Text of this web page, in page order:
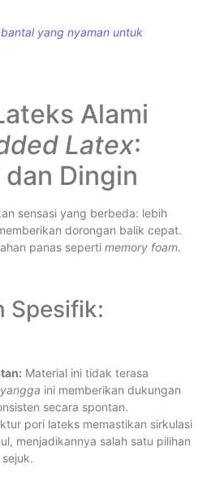
bantal yang nyaman untuk
Alami
Latex:
Dingin
sensasi yang berbeda: lebih
dorongan balik cepat.
panas seperti memory foam.
Spesifik:
Material ini tidak terasa
ini memberikan dukungan
secara spontan.
pori lateks memastikan sirkulasi
menjadikannya salah satu pilihan